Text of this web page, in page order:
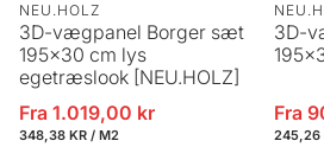
NEU.HOLZ
3D-vægpanel Borger sæt
195x30 cm lys
egetræslook [NEU.HOLZ]
Udsalgspris
Fra 1.019,00 kr
STYKPRIS
348,38 KR / PR.
M2
3D-
Fra
245,26